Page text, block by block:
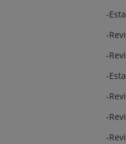
-
-
-
-
-
-
-